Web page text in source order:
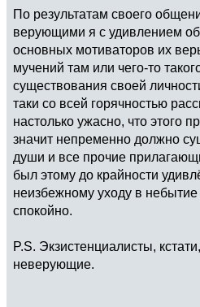
По результатам своего
верующими я с удивлением
основных мотиваторов их
мучений там или чего-то
существования своей
таки со всей горячностью
настолько ужасно, что этого
значит непременно должно
души и все прочие
был этому до крайности
неизбежному уходу в
спокойно.
P.S. Экзистенциалисты,
неверующие.